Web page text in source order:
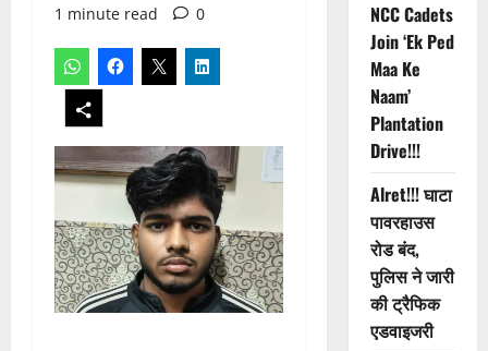
1 minute read
0
NCC Cadets
Join ‘Ek Ped
Maa Ke
Naam’
Plantation
Drive!!!
Alret!!! घाटा
पावरहाउस
रोड बंद,
पुलिस ने जारी
की ट्रैफिक
एडवाइजरी